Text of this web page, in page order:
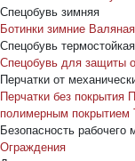
Спецобувь зимняя
Ботинки зимние
Спецобувь термостойкая
Спецобувь для защиты
Перчатки от
Перчатки без покрытия
полимерным покрытием
Безопасность рабочего
Ограждения